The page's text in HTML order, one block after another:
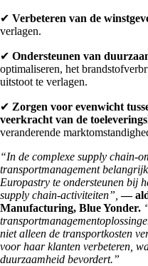
✔ Verbeteren van de
verlagen.
✔ Ondersteunen van
optimaliseren, het
uitstoot te verlagen.
✔ Zorgen voor evenwicht
veerkracht van de
veranderende
“In de complexe supply chain-
transportmanagement
Europastry te ondersteunen bij
supply chain-activiteiten”, —
Manufacturing, Blue Yonder.
niet alleen de transportkosten
voor haar klanten verbeteren,
duurzaamheid bevordert.”